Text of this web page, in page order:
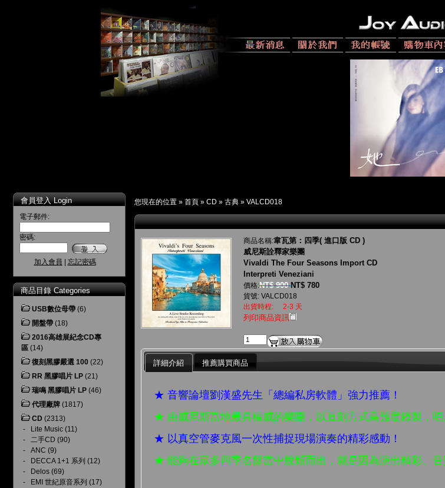
會員登入 Login
電子郵件:
密碼:
加入會員 忘記密碼
商品目錄 Categories
USB數位母帶 (6)
開盤帶 (18)
2016高雄展紀念CD專
區 (14)
復刻黑膠嚴選 100 (22)
RR 黑膠唱片 LP (21)
瑞鳴 黑膠唱片 LP (46)
代理廠牌 (1817)
CD (2313)
-
Lite Music (11)
- 二手CD (90)
- ANC (9)
-
DECCA 1+1 系列 (12)
-
Delos (69)
-
EMI 世紀原音系列 (17)
您現在的位置 » 首頁 » CD » 古典 » VALCD018
商品名稱:韋瓦第：四季( 進口版 CD )
威尼斯詮釋家樂團
Vivaldi The Four Seasons Import CD
Interpreti Veneziani
價格:NT$ 900NT$ 780
貨號: VALCD018
出貨時程:
2-3 天
列印商品資訊
詳細介紹 推薦購買商品
★ 音響論壇劉漢盛先生「總編私房軟體」強力推薦！
★ 由威尼斯當地最具權威的樂團，以直刻方式高難度錄製，唱
★ 以真空管麥克風一次性捕捉現場演奏的精彩感動！
★ 能夠在眾多四季名盤當中脫穎而出，就是因為演出精彩、音